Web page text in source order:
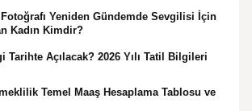
Yeniden Gündemde Sevgilisi İçin
Kadın Kimdir?
Tarihte Açılacak? 2026 Yılı Tatil Bilgileri
Temel Maaş Hesaplama Tablosu ve